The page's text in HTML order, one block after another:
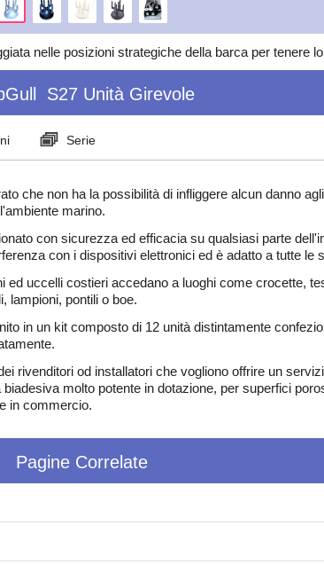
nelle posizioni strategiche della barca per tenere
S27 Unità Girevole
Serie
che non ha la possibilità di infliggere alcun danno
marino.
con sicurezza ed efficacia su qualsiasi parte
con i dispositivi elettronici ed è adatto a tutte le
uccelli costieri accedano a luoghi come crocette,
lampioni, pontili o boe.
in un kit composto di 12 unità distintamente
rivenditori od installatori che vogliono offrire un
molto potente in dotazione, per superfici
in commercio.
Pagine Correlate